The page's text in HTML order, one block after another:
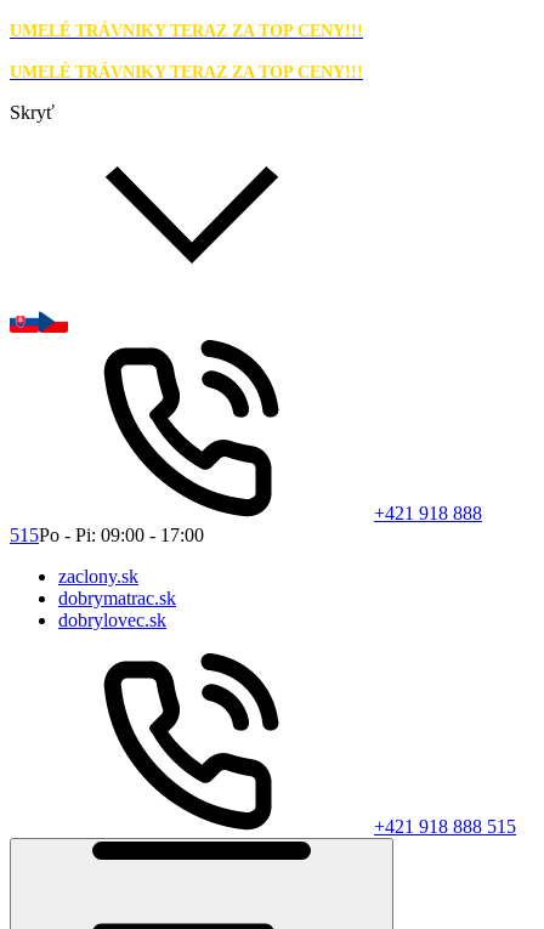
UMELÉ TRÁVNIKY TERAZ ZA TOP CENY!!!
UMELÉ TRÁVNIKY TERAZ ZA TOP CENY!!!
Skryť
+421 918 888
515Po - Pi: 09:00 - 17:00
zaclony.sk
dobrymatrac.sk
dobrylovec.sk
+421 918 888 515